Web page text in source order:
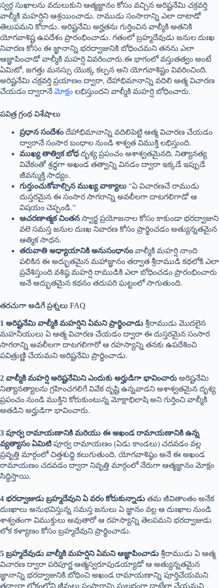
స్వర్గ సుఖాలను వదులుకుని ఆత్మజ్ఞానం కోసం వచ్చిన అరిష్టనేమి చక్రవర్తి
వాల్మీకి మహర్షిని ఆశ్రయించాడు. రాముడు సంసారాన్ని ఎలా దాటాడో
తెలుపమని కోరాడు. అరిష్టనేమి అర్హతను గుర్తించిన వాల్మీకి అతనికి
యోగవాశిష్ట ఉపదేశం ప్రారంభించాడు. గతంలో బ్రహ్మదేవుడు జనుల దుఃఖ
నివారణ కోసం ఈ జ్ఞానాన్ని భరద్వాజునికి బోధించమని తనను ఎలా
ఆజ్ఞాపించాడో వాల్మీకి మహర్షి వివరించారు.ఈ భాగంలో వస్తుతత్వం అంటే
ఏమిటో, జగత్తు మనస్సు యొక్క కల్పన అని యోగవాశిష్టం వివరించింది.
అరిష్టనేమి చక్రవర్తి ప్రయాణం ద్వారా, దేహాభిమానాన్ని వదిలి ఆత్మ విచారణ
చేయడం ద్వారానే మోక్షం లభిస్తుందని వాల్మీకి మహర్షి బోధించారు.
పవిత్ర గ్రంథ విశేషాలు
ప్రధాన సందేశందేహాభిమానాన్ని వదిలిపెట్టి ఆత్మ విచారణ చేయడం
ద్వారానే సంసార బంధాల నుండి శాశ్వత విముక్తి లభిస్తుంది.
ముఖ్య తాత్విక బోధదృశ్య ప్రపంచం అశాశ్వతమైనది. నిత్యానత్య
వివేకంతో శ్రద్ధగా అఖండ తత్వాన్ని వినడం ద్వారా ఇక్కడే ఇప్పుడే
జీవన్ముక్తి సాధ్యం.
గుర్తుంచుకోవాల్సిన ముఖ్య వాక్యాలు “ఏ విచారణచే రాముడు
దుస్తరమైన ఈ సంసార సాగరాన్ని అవలీలగా దాటగలిగాడో ఆ
విషయం చెప్పండి.”
ఆచరణాత్మక చింతనస్వార్థ ప్రయోజనాల కోసం కాకుండా భరద్వాజుని
వలె సమస్త జనుల దుఃఖ నివారణ కోసం ప్రార్థించడం అత్యున్నతమైన
ఆత్మిక సాధన.
తరువాతి అధ్యాయానికి అనుసంధానంవాల్మీకి మహర్షి నాంది
పలికిన ఈ అద్భుతమైన మహాజ్ఞానం తర్వాత శ్రీరాముడి కథలోకి ఎలా
ప్రవేశిస్తుంది వశిష్ఠ మహర్షి రాముడికి ఎలా బోధించడం ప్రారంభించారు
అనే అద్భుతమైన కథనం తదుపరి ఘట్టంలో సాగుతుంది.
తరచుగా అడిగే ప్రశ్నలు FAQ
1 అరిష్టనేమి వాల్మీకి మహర్షిని ఏమని ప్రార్థించాడు శ్రీరాముడు మొదలైన
మహనీయులు ఏ ఆత్మ విచారణ చేయడం ద్వారా ఈ దుస్తరమైన సంసార
సాగరాన్ని అవలీలగా దాటగలిగారో ఆ రహస్యాన్ని తనకు ఉపదేశించి
పవిత్రుణ్ణి చేయమని అరిష్టనేమి ప్రార్థించాడు.
2 వాల్మీకి మహర్షి అరిష్టనేమిని ఎందుకు అర్హుడిగా భావించారు అరిష్టనేమి
నిత్యానత్యాలను గ్రహించగలిగే వివేక దృష్టి ఉన్నవాడని అశాశ్వతమైన దృశ్య
ప్రపంచం నుండి ముక్తిని కోరుకుంటున్న మోక్షాభిలాషి అని గుర్తించి వాల్మీకి
అతడిని అర్హుడిగా భావించారు.
3 పూర్వ రామాయణానికి మరియు ఈ అఖండ రామాయణానికి ఉన్న
వ్యత్యాసం ఏమిటిపూర్వ రామాయణం (ఏడు కాండలు) చదవడం వల్ల
ప్రవృత్తి మార్గంలో చిత్తశుద్ధి కలుగుతుంది. యోగవాశిష్ఠం అనే ఈ అఖండ
రామాయణం చదవడం ద్వారా నివృత్తి మార్గంలో నేరుగా ఆత్మజ్ఞానం మోక్షం
సిద్ధిస్తాయి.
4 భరద్వాజుడు బ్రహ్మదేవుని ఏ వరం కోరుకున్నాడు తమ జీవితాంతం అనేక
దుఃఖాలు అనుభవిస్తున్న సమస్త జనులు ఏ జ్ఞానం వల్ల ఆ దుఃఖాల నుండి
శాశ్వతంగా విముక్తులు అవుతారో ఆ రహస్యాన్ని తెలపమని భరద్వాజుడు
లోక కళ్యాణం కోసం బ్రహ్మదేవుని ప్రార్థించాడు.
5 బ్రహ్మదేవుడు వాల్మీకి మహర్షిని ఏమని ఆజ్ఞాపించాడు శ్రీరాముడు ఏ ఆత్మ
విచారణ ద్వారా పరిపూర్ణ ఆత్మస్వరూపుడయ్యాడో ఆ అత్యున్నతమైన
జ్ఞానాన్ని భరద్వాజునికి బోధించి అఖండ రామాయణాన్ని పూర్తిచేయమని
తద్వారా లోకంలోని జీవులు సంసారాన్ని సులభంగా దాటేలా చేయమని